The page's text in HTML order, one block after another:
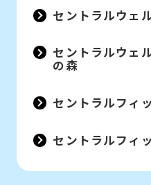
セントラルウェ
セントラルウェ
の森
セントラルフィ
セントラルフィ